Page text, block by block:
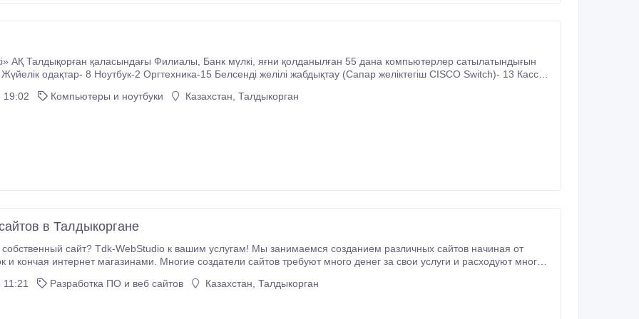
қаласындағы Филиалы, Банк мүлкі, яғни қолданылған 55 дана компьютерлер сатылатындығын
Анищенко Максим Викторович Талдықорған қаласы, Гагарин
19:02 Компьютеры и ноутбуки Казахстан, Талдыкорган
в Талдыкоргане
собственный сайт? Tdk-WebStudio к вашим услугам! Мы занимаемся созданием различных сайтов начиная от
и кончая интернет магазинами. Многие создатели сайтов требуют много денег за свои услуги и расходуют много
сайт.
Разработка ПО и веб сайтов Казахстан, Талдыкорган